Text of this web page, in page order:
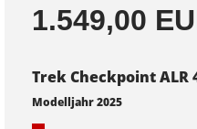
1.549,00
Trek Checkpoint ALR
Modelljahr 2025